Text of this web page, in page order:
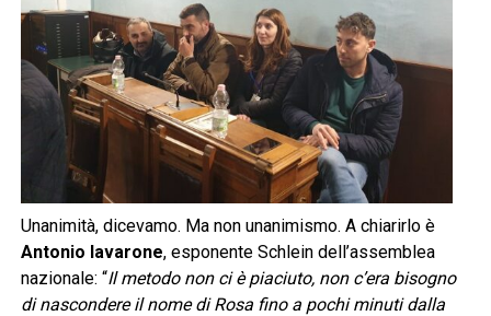
Unanimità, dicevamo. Ma non unanimismo. A chiarirlo è
Antonio Iavarone, esponente Schlein dell’assemblea
nazionale: “Il metodo non ci è piaciuto, non c’era bisogno
di nascondere il nome di Rosa fino a pochi minuti dalla